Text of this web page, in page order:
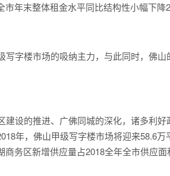
年末整体租金水平同比结构性小幅下降
字楼市场的吸纳主力，与此同时，佛
设的推进、广佛同城的深化，诸多利
年，佛山甲级写字楼市场将迎来58.6
商务区新增供应量占2018全年全市供应